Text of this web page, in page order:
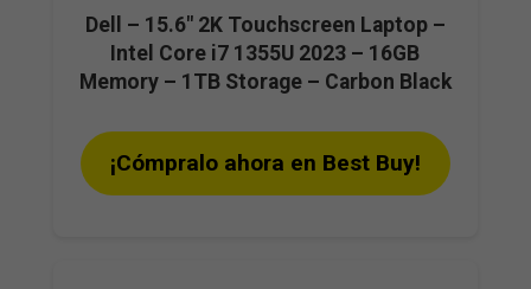
Dell – 15.6″ 2K Touchscreen Laptop –
Intel Core i7 1355U 2023 – 16GB
Memory – 1TB Storage – Carbon Black
¡Cómpralo ahora en Best Buy!